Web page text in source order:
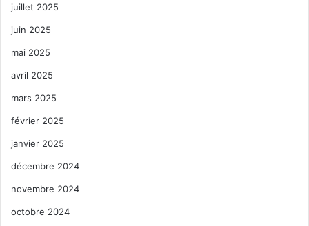
juillet 2025
juin 2025
mai 2025
avril 2025
mars 2025
février 2025
janvier 2025
décembre 2024
novembre 2024
octobre 2024